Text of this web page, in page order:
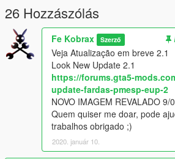
All Outfits
Model Edited By Mr.KobraX
Texture By Mr.KobraX
- require install Emergency uniforms
First Folder "FILE"
- 2 folder eup componentpeds and eup
local: openIV > GTA V > mods > update
> dlc.rpf > x64
26 Hozzászólás
Fe Kobrax Szerző
Veja Atualização em breve 2.1
Look New Update 2.1
https://forums.gta5-
update-fardas-pmesp-eup-2
NOVO IMAGEM REVALADO 9/
Quem quiser me doar, pode
trabalhos obrigado ;)
2020. január 10.